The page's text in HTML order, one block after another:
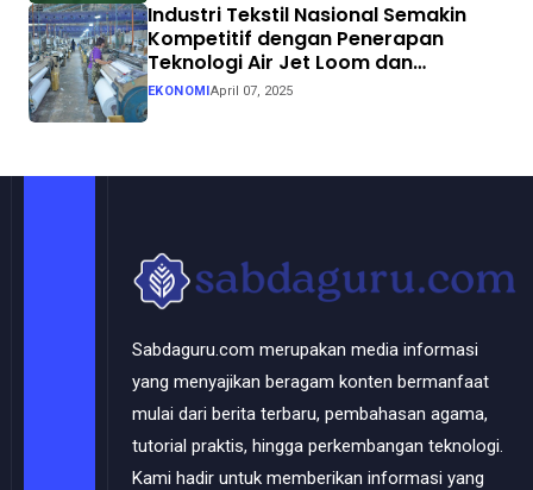
Industri Tekstil Nasional Semakin
Kompetitif dengan Penerapan
Teknologi Air Jet Loom dan
Continuous Dyeing di CV. Garuda
Solo Perkasa
EKONOMI April 07, 2025
Sabdaguru.com merupakan media informasi
yang menyajikan beragam konten bermanfaat
mulai dari berita terbaru, pembahasan agama,
tutorial praktis, hingga perkembangan teknologi.
Kami hadir untuk memberikan informasi yang